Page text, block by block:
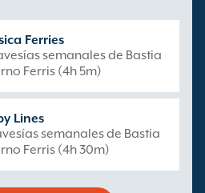
Ferries
semanales de Bastia
Ferris (4h 5m)
Lines
semanales de Bastia
Ferris (4h 30m)